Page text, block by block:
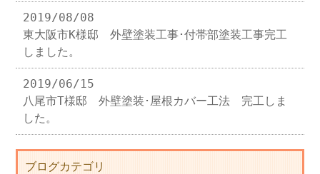
2019/08/08
東大阪市K様邸 外壁塗装工事･付帯部塗装工事完工
しました。
2019/06/15
八尾市T様邸 外壁塗装･屋根カバー工法 完工しま
した。
ブログカテゴリ